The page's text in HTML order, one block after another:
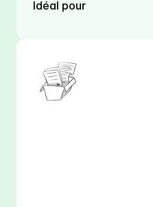
Idéal pour